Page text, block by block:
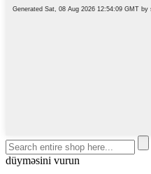
düyməsini vurun